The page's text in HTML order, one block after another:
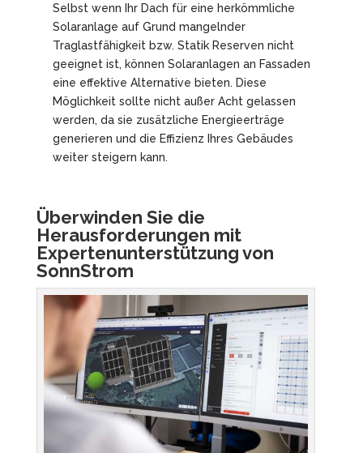
Selbst wenn Ihr Dach für eine herkömmliche
Solaranlage auf Grund mangelnder
Traglastfähigkeit bzw. Statik Reserven nicht
geeignet ist, können Solaranlagen an Fassaden
eine effektive Alternative bieten. Diese
Möglichkeit sollte nicht außer Acht gelassen
werden, da sie zusätzliche Energieerträge
generieren und die Effizienz Ihres Gebäudes
weiter steigern kann.
Überwinden Sie die
Herausforderungen mit
Expertenunterstützung von
SonnStrom